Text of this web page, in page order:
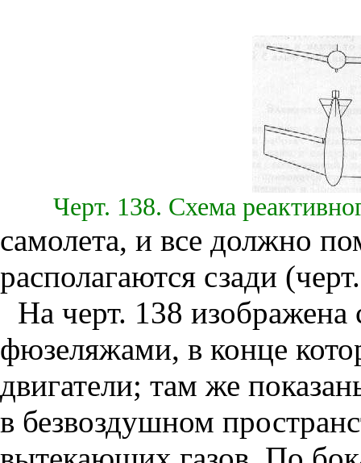
Черт. 138. Схема
самолета, и все должно
располагаются сзади
На черт. 138 изображена
фюзеляжами, в конце
двигатели; там же
в безвоздушном